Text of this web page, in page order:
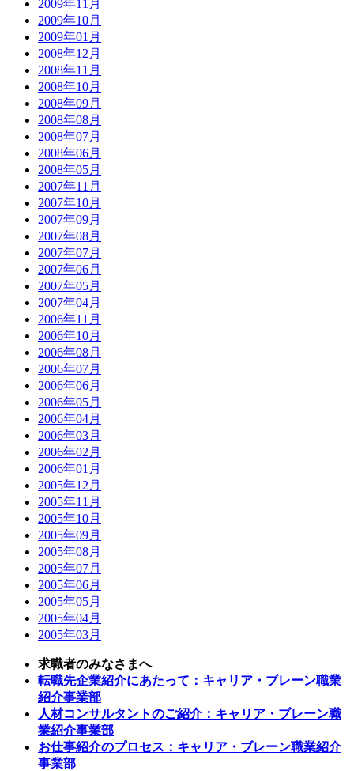
2009年11月
2009年10月
2009年01月
2008年12月
2008年11月
2008年10月
2008年09月
2008年08月
2008年07月
2008年06月
2008年05月
2007年11月
2007年10月
2007年09月
2007年08月
2007年07月
2007年06月
2007年05月
2007年04月
2006年11月
2006年10月
2006年08月
2006年07月
2006年06月
2006年05月
2006年04月
2006年03月
2006年02月
2006年01月
2005年12月
2005年11月
2005年10月
2005年09月
2005年08月
2005年07月
2005年06月
2005年05月
2005年04月
2005年03月
求職者のみなさまへ
転職先企業紹介にあたって：キャリア・ブレーン職業
紹介事業部
人材コンサルタントのご紹介：キャリア・ブレーン職
業紹介事業部
お仕事紹介のプロセス：キャリア・ブレーン職業紹介
事業部